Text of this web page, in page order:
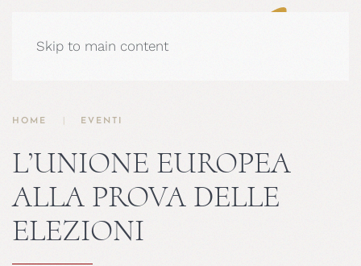
Skip to main content
HOME EVENTI
L’UNIONE EUROPEA
ALLA PROVA DELLE
ELEZIONI